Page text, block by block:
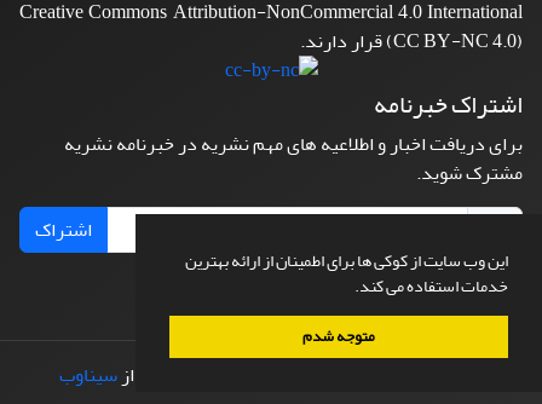
این وب سایت از کوکی ها برای اطمینان از ارائه بهترین
خدمات استفاده می کند.
متوجه شدم
Creative Commons Attribution-NonCommercial 4.0 International
(CC BY-NC 4.0) قرار دارند.
اشتراک خبرنامه
برای دریافت اخبار و اطلاعیه های مهم نشریه در خبرنامه نشریه
مشترک شوید.
اشتراک
طراحی و پیاده سازی ازسیناوب